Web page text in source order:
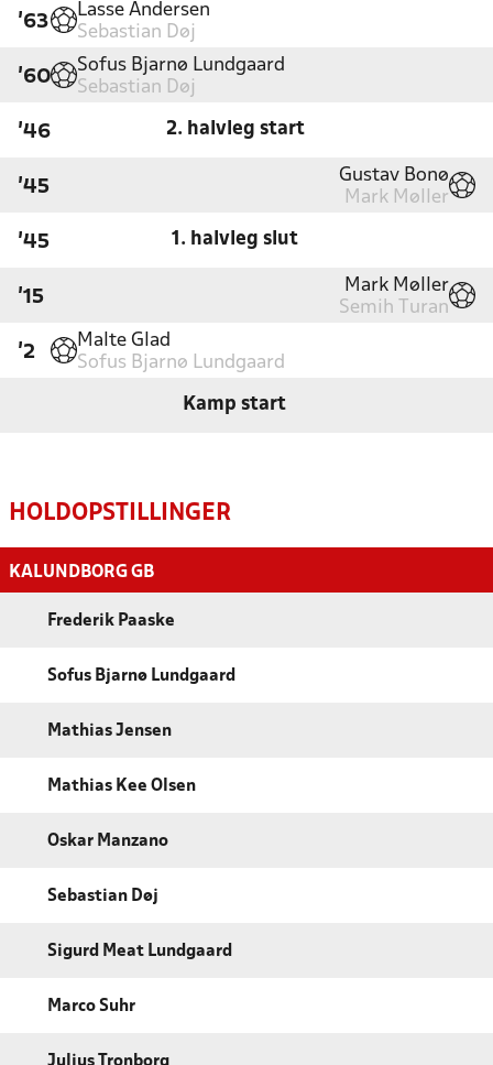
'63
Lasse Andersen
Sebastian Døj
'60
Sofus Bjarnø Lundgaard
Sebastian Døj
'46 2. halvleg start
'45
Gustav Bonø
Mark Møller
'45 1. halvleg slut
'15
Mark Møller
Semih Turan
'2
Malte Glad
Sofus Bjarnø Lundgaard
Kamp start
HOLDOPSTILLINGER
KALUNDBORG GB
Frederik Paaske
Sofus Bjarnø Lundgaard
Mathias Jensen
Mathias Kee Olsen
Oskar Manzano
Sebastian Døj
Sigurd Meat Lundgaard
Marco Suhr
Julius Tronborg